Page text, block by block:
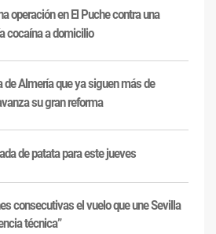
operación en El Puche contra una
cocaína a domicilio
de Almería que ya siguen más de
su gran reforma
de patata para este jueves
consecutivas el vuelo que une Sevilla
técnica”